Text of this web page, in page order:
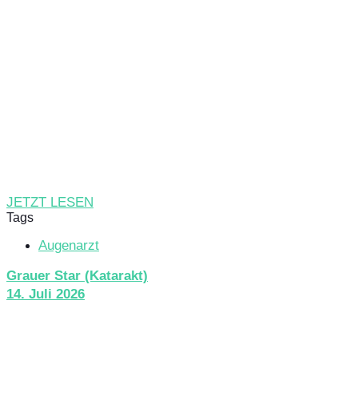
JETZT LESEN
Tags
Augenarzt
Grauer Star (Katarakt)
14. Juli 2026